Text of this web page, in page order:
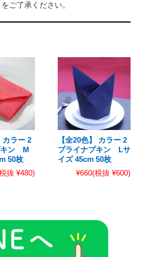
ご了承ください。
カラー 2
キン M
50枚
抜 ¥480)
【全20色】 カラー 2
プライナプキン Lサ
イズ 45cm 50枚
¥660(税抜 ¥600)